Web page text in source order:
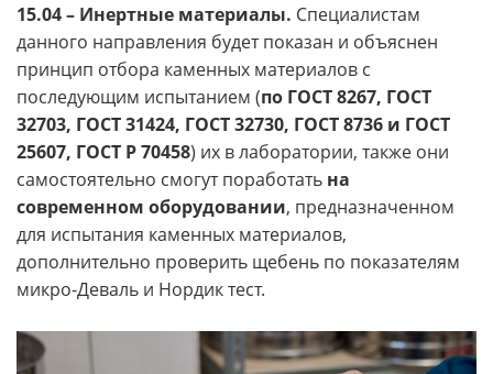
15.04 – Инертные материалы. Специалистам
данного направления будет показан и объяснен
принцип отбора каменных материалов с
последующим испытанием (по ГОСТ 8267, ГОСТ
32703, ГОСТ 31424, ГОСТ 32730, ГОСТ 8736 и ГОСТ
25607, ГОСТ Р 70458) их в лаборатории, также они
самостоятельно смогут поработать на
современном оборудовании, предназначенном
для испытания каменных материалов,
дополнительно проверить щебень по показателям
микро-Деваль и Нордик тест.